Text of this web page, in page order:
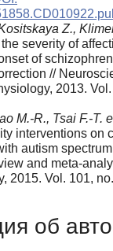
Z.,
severity of
of
//
2013.
M.-R., Tsai F.-T.
interventions on
autism
and meta-
2015. Vol. 101,
об